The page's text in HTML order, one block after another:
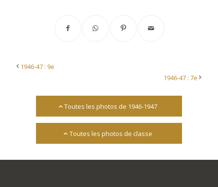
1946-47 : 9e
1946-47 : 7e
Toutes les photos de 1946-1947
Toutes les photos de classe